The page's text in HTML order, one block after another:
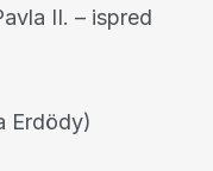
II. – ispred
Erdödy)